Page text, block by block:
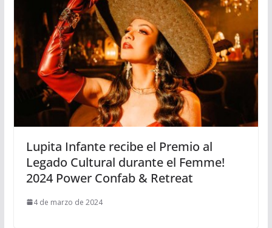
Lupita Infante recibe el Premio al
Legado Cultural durante el Femme!
2024 Power Confab & Retreat
4 de marzo de 2024